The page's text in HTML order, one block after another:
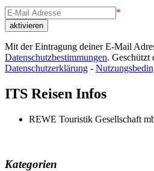
*
Mit der Eintragung deiner E-Mail
Datenschutzbestimmungen. Geschützt
Datenschutzerklärung -
ITS Reisen Infos
REWE Touristik Gesellschaft
Kategorien